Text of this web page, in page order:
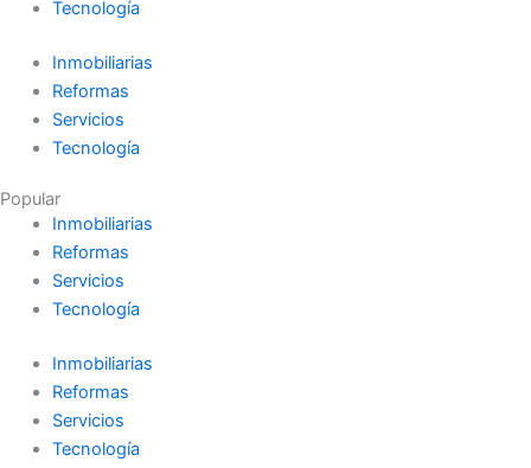
Tecnología
Inmobiliarias
Reformas
Servicios
Tecnología
Popular
Inmobiliarias
Reformas
Servicios
Tecnología
Inmobiliarias
Reformas
Servicios
Tecnología